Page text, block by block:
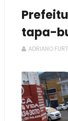
tapa-
ADRIANO